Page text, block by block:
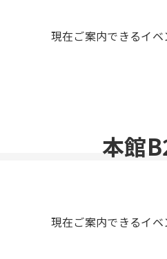
現在ご案内できるイベ
本館
現在ご案内できるイベ